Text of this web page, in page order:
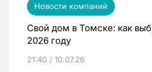
Новости компаний
Свой дом в Томске: как
2026 году
21:40 / 10.07.26